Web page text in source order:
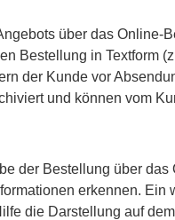
über das Online-
Bestellung in Textform
der Kunde vor
und können vom
der Bestellung über
erkennen.
die Darstellung auf